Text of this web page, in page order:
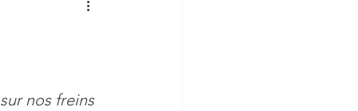
Détox
nos freins